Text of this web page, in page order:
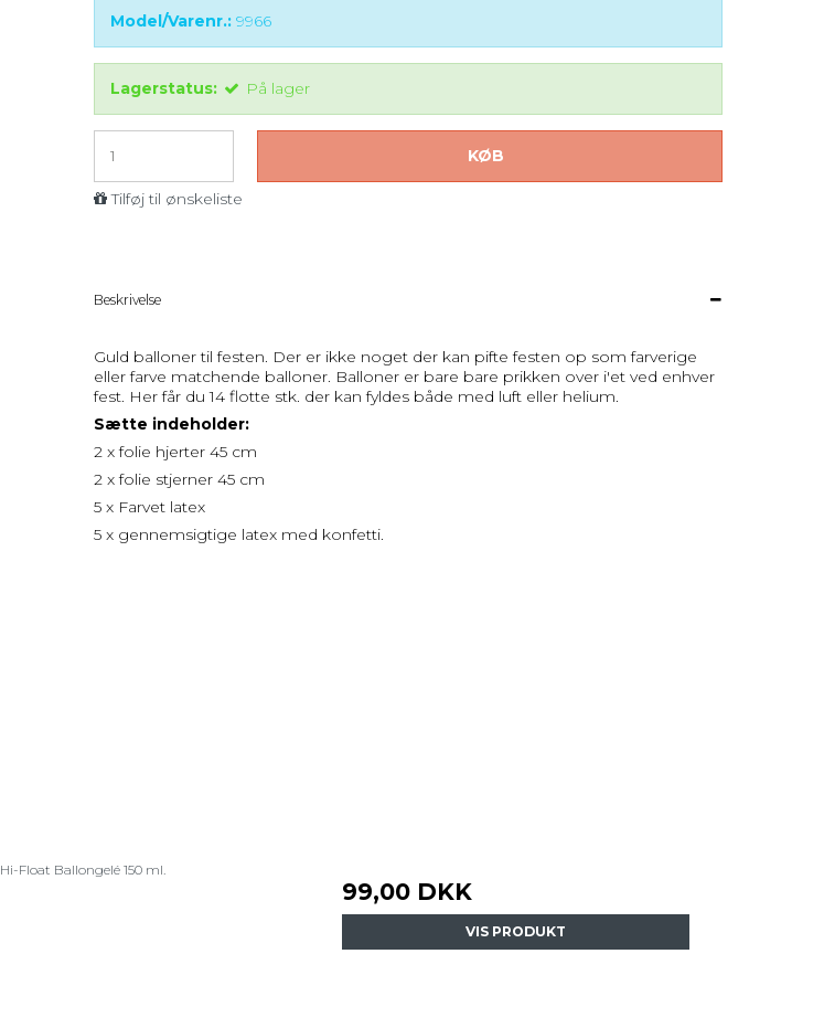
Model/Varenr.: 9966
Lagerstatus: På lager
KØB
Tilføj til ønskeliste
Beskrivelse
Guld balloner til festen. Der er ikke noget der kan pifte festen op som farverige
eller farve matchende balloner. Balloner er bare bare prikken over i'et ved enhver
fest. Her får du 14 flotte stk. der kan fyldes både med luft eller helium.
Sætte indeholder:
2 x folie hjerter 45 cm
2 x folie stjerner 45 cm
5 x Farvet latex
5 x gennemsigtige latex med konfetti.
Hi-Float Ballongelé 150 ml.
99,00 DKK
VIS PRODUKT